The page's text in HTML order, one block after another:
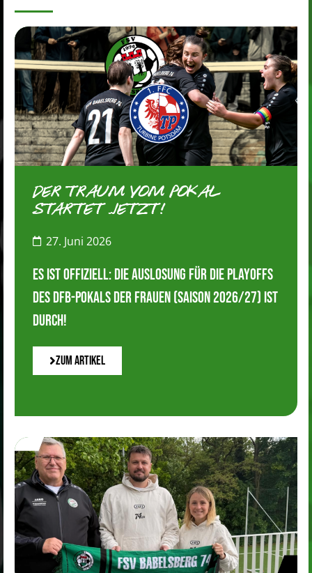
DER TRAUM VOM POKAL
STARTET JETZT!
27. Juni 2026
Es ist offiziell: Die Auslosung für die Playoffs
des DFB-Pokals der Frauen (Saison 2026/27) ist
durch!
Zum Artikel